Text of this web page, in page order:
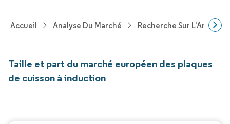
Accueil Analyse Du Marché Recherche Sur
Taille et part du marché européen des plaques
de cuisson à induction